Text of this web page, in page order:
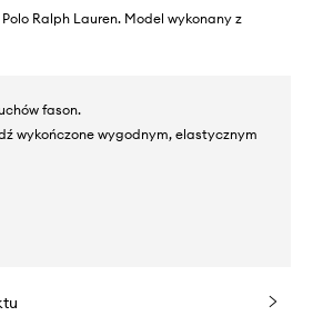
Ralph Lauren. Model wykonany z
fason.
wykończone wygodnym, elastycznym